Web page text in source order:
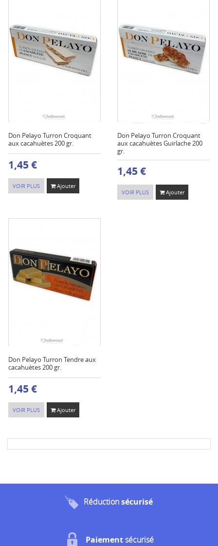
Don Pelayo Turron Croquant
aux cacahuètes 200 gr.
1,45 €
VOIR PLUS Ajouter
Don Pelayo Turron Croquant
aux cacahuètes Guirlache 200
gr.
1,45 €
VOIR PLUS Ajouter
Don Pelayo Turron Tendre aux
cacahuètes 200 gr.
1,45 €
VOIR PLUS Ajouter
Réductionsécurisé
Paiementsécurisé